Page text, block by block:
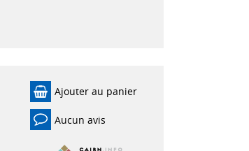
Ajouter au panier
Aucun avis